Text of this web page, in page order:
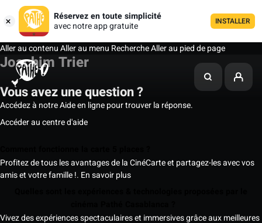
Réservez en toute simplicité
avec notre app gratuite
INSTALLER
Aller au contenuAller au menu RechercheAller au pied de page
Joachim Trier
Vous avez une question ?
Accédez à notre Aide en ligne pour trouver la réponse.
Accéder au centre d'aide
Profitez de tous les avantages de la CinéCarte et partagez-les avec vos
amis et votre famille !. En savoir plus
Vivez des expériences spectaculaires et immersives grâce aux meilleures